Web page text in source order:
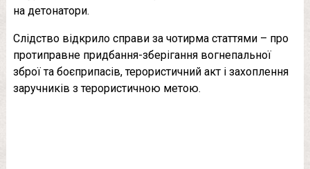
на детонатори.
Слідство відкрило справи за чотирма статтями – про
протиправне придбання-зберігання вогнепальної
зброї та боєприпасів, терористичний акт і захоплення
заручників з терористичною метою.